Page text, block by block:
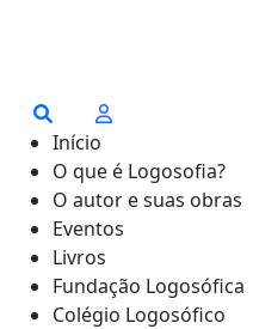
Início
O que é Logosofia?
O autor e suas obras
Eventos
Livros
Fundação Logosófica
Colégio Logosófico